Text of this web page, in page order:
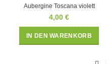
Aubergine Toscana violett
4,00 €
IN DEN WARENKORB